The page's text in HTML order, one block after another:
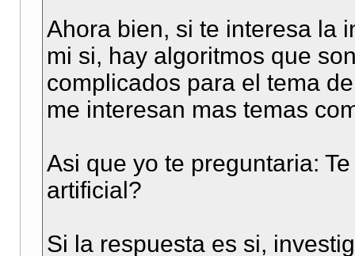
Ahora bien, si te interesa la
mi si, hay algoritmos que
complicados para el tema
me interesan mas temas
Asi que yo te preguntaria:
artificial?
Si la respuesta es si,